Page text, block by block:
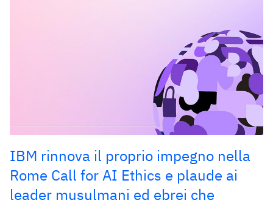
IBM rinnova il proprio impegno nella
Rome Call for AI Ethics e plaude ai
leader musulmani ed ebrei che